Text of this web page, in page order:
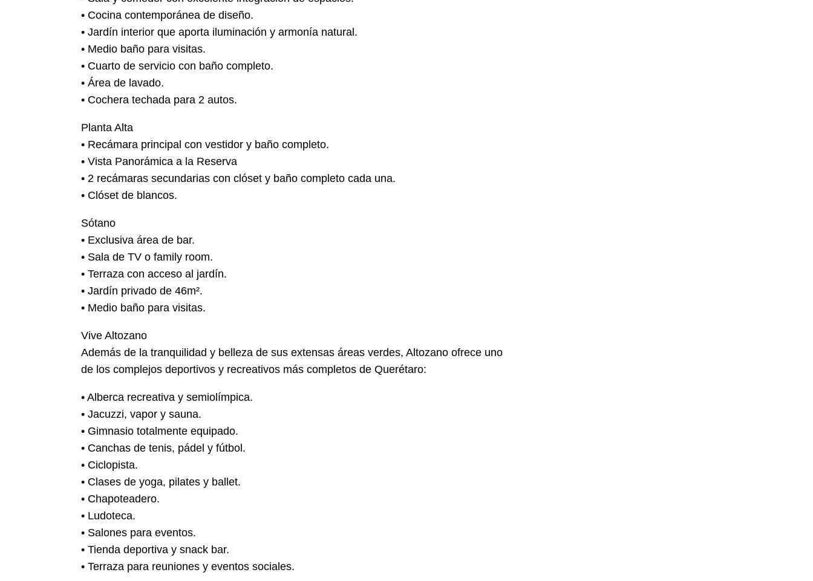
• Cocina contemporánea de diseño.
• Jardín interior que aporta iluminación y armonía natural.
• Medio baño para visitas.
• Cuarto de servicio con baño completo.
• Área de lavado.
• Cochera techada para 2 autos.
Planta Alta
• Recámara principal con vestidor y baño completo.
• Vista Panorámica a la Reserva
• 2 recámaras secundarias con clóset y baño completo cada una.
• Clóset de blancos.
Sótano
• Exclusiva área de bar.
• Sala de TV o family room.
• Terraza con acceso al jardín.
• Jardín privado de 46m².
• Medio baño para visitas.
Vive Altozano
Además de la tranquilidad y belleza de sus extensas áreas verdes, Altozano ofrece uno
de los complejos deportivos y recreativos más completos de Querétaro:
• Alberca recreativa y semiolímpica.
• Jacuzzi, vapor y sauna.
• Gimnasio totalmente equipado.
• Canchas de tenis, pádel y fútbol.
• Ciclopista.
• Clases de yoga, pilates y ballet.
• Chapoteadero.
• Ludoteca.
• Salones para eventos.
• Tienda deportiva y snack bar.
• Terraza para reuniones y eventos sociales.